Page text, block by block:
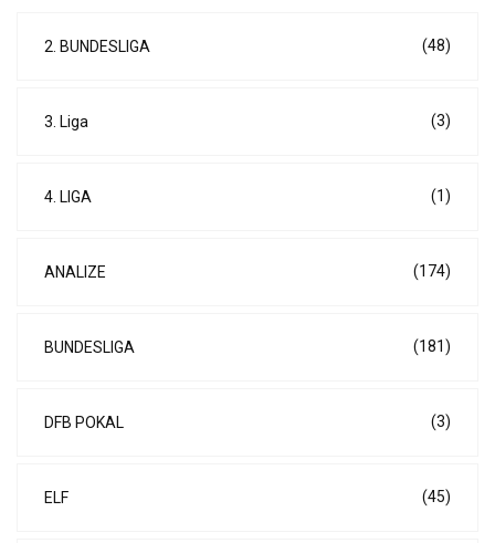
2. BUNDESLIGA (48)
3. Liga (3)
4. LIGA (1)
ANALIZE (174)
BUNDESLIGA (181)
DFB POKAL (3)
ELF (45)